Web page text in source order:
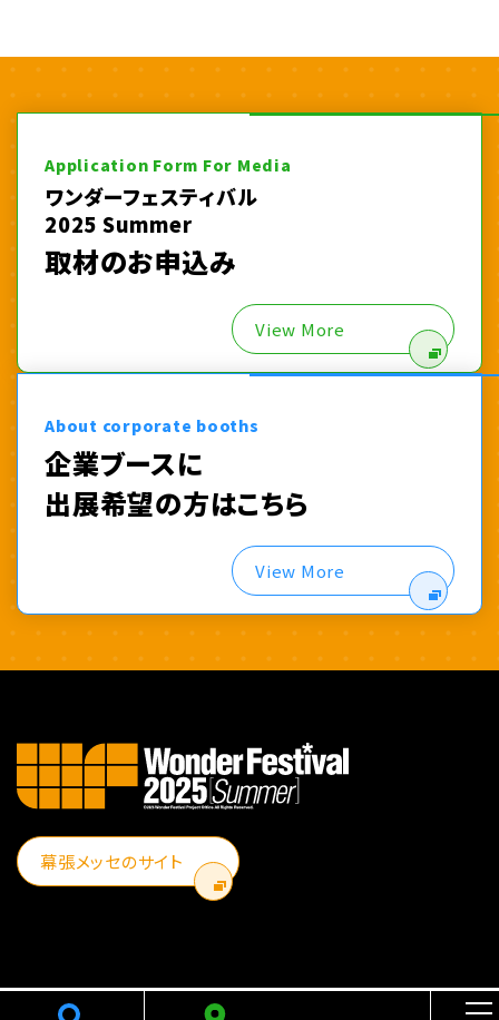
Application Form For Media
ワンダーフェスティバル
2025 Summer
取材のお申込み
View More
About corporate booths
企業ブースに
出展希望の方はこちら
View More
幕張メッセのサイト